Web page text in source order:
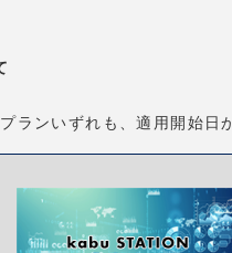
ンいずれも、適用開始日